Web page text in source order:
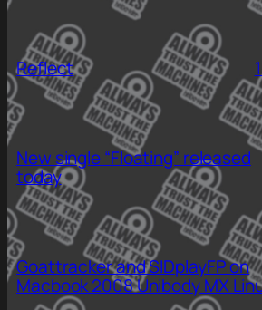
Reflect
New single “Floating” released
today
Goattracker and SIDplayFP on
Macbook 2008 Unibody MX